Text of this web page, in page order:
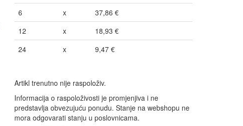
6
x
37,86 €
12
x
18,93 €
24
x 9,47 €
Artikl trenutno nije raspoloživ.
Informacija o raspoloživosti je promjenjiva i ne
predstavlja obvezujuću ponudu. Stanje na webshopu ne
mora odgovarati stanju u poslovnicama.